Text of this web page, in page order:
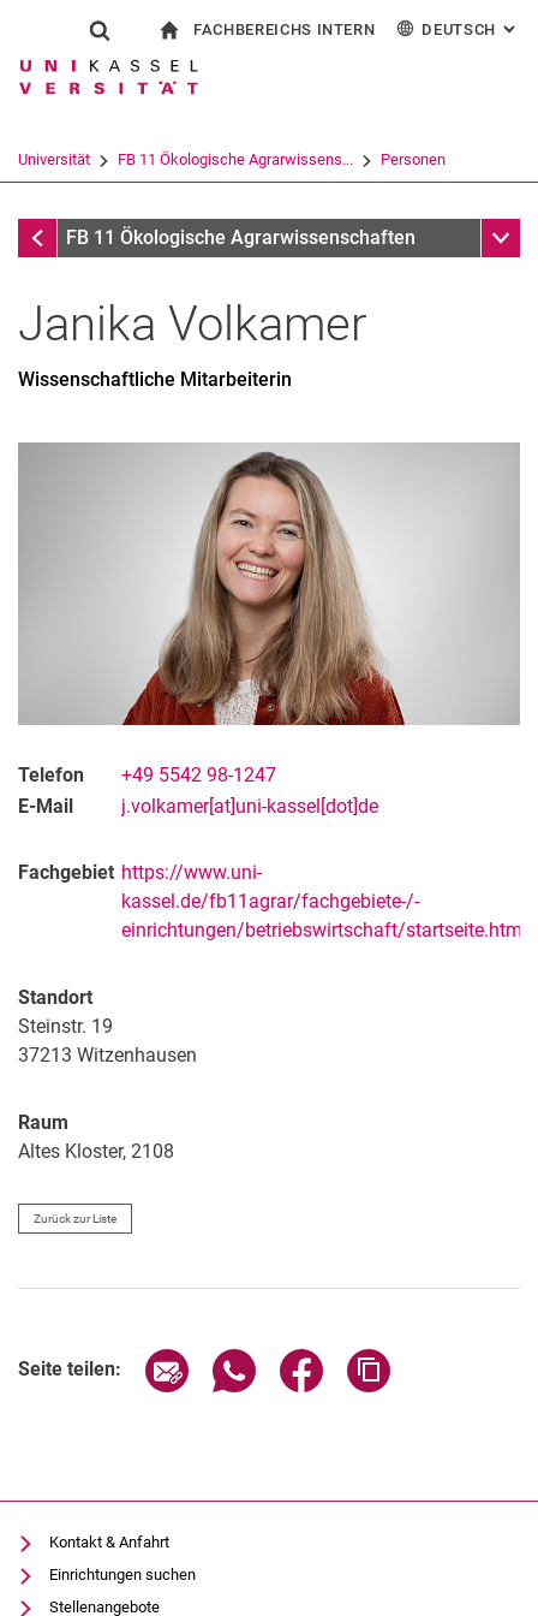
Springe direkt zu: Inhalt
Springe direkt zu: Suche
Springe direkt zu:
Suchformular
Suchbegriff
Suchen (öffnet externen Link in einem
FACHBEREICHS INTERN DEUTSCH :
Universität FB 11 Ökologische Agrarwissens... Personen
Personen
FB 11 Ökologische Agrarwissenschaften
Janika Volkamer
Wissenschaftliche Mitarbeiterin
Telefon
+49 5542 98-1247
E-Mail
j.volkamer[at]uni-kassel[dot]de
Fachgebiet https://www.uni-
kassel.de/fb11agrar/fachgebiete-/-
einrichtungen/betriebswirtschaft/startseite.html
Standort
Steinstr. 19
37213 Witzenhausen
Raum
Altes Kloster, 2108
Zurück zur Liste
Seite teilen: Seite über E-Mail teilen
Seite über WhatsApp teilen
Seite über Facebook
Kontakt & Anfahrt
Einrichtungen suchen
Stellenangebote